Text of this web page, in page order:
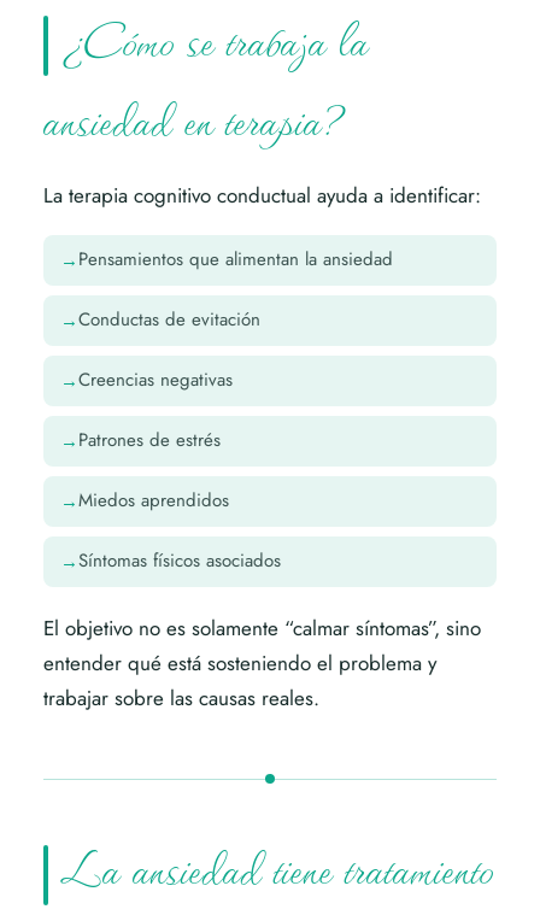
¿Cómo se trabaja la
ansiedad en terapia?
La terapia cognitivo conductual ayuda a identificar:
Pensamientos que alimentan la ansiedad
Conductas de evitación
Creencias negativas
Patrones de estrés
Miedos aprendidos
Síntomas físicos asociados
El objetivo no es solamente “calmar síntomas”, sino
entender qué está sosteniendo el problema y
trabajar sobre las causas reales.
La ansiedad tiene tratamiento